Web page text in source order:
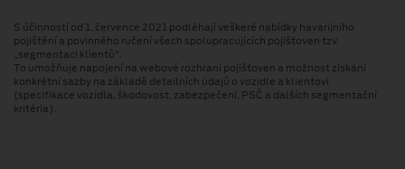
S účinností od 1. července 2021 podléhají veškeré nabídky havarijního
pojištění a povinného ručení všech spolupracujících pojišťoven tzv.
„segmentaci klientů“.
To umožňuje napojení na webové rozhraní pojišťoven a možnost získání
konkrétní sazby na základě detailních údajů o vozidle a klientovi
(specifikace vozidla, škodovost, zabezpečení, PSČ a dalších segmentační
kritéria).